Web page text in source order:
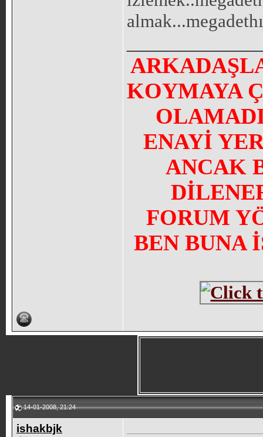
KOYMAYA
ENAYİ
ANCAK
FORUM
BEN BUNA
14-01-2008, 21:24
ishakbjk